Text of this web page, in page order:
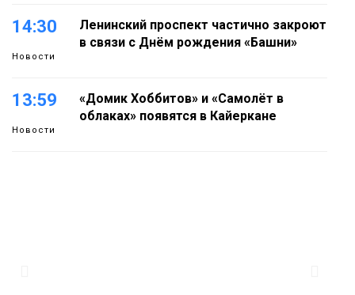
14:30
Новости
Ленинский проспект частично закроют
в связи с Днём рождения «Башни»
13:59
Новости
«Домик Хоббитов» и «Самолёт в
облаках» появятся в Кайеркане